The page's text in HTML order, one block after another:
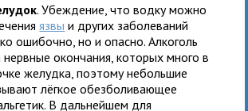
. Убеждение, что водку можно
язвы и других заболеваний
ошибочно, но и опасно. Алкоголь
нервные окончания, которых много в
желудка, поэтому небольшие
лёгкое обезболивающее
В дальнейшем для